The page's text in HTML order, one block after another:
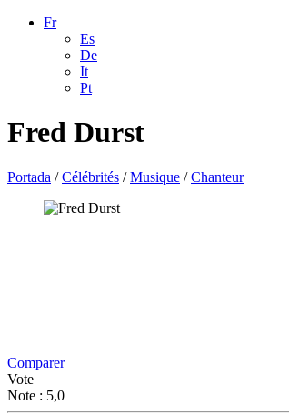
Fr
Es
De
It
Pt
Fred Durst
Portada /Célébrités /Musique /Chanteur
Comparer
Vote
Note : 5,0